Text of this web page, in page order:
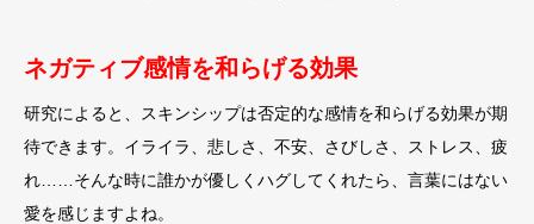
ネガティブ感情を和らげる効果
研究によると、スキンシップは否定的な感情を和らげる効果が期
待できます。イライラ、悲しさ、不安、さびしさ、ストレス、疲
れ……そんな時に誰かが優しくハグしてくれたら、言葉にはない
愛を感じますよね。